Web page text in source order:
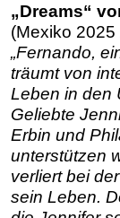
„Dreams“
(Mexiko 2025
„Fernando,
träumt von
Leben in den
Geliebte
Erbin und
unterstützen
verliert bei
sein Leben.